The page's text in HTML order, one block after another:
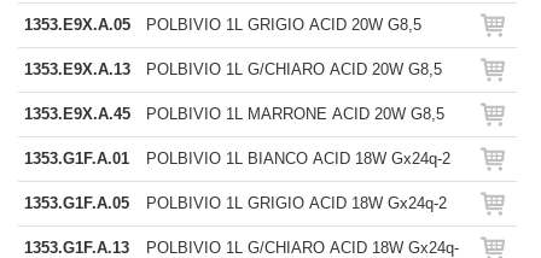
1353.E9X.A.05 POLBIVIO 1L GRIGIO ACID 20W G8,5
1353.E9X.A.13 POLBIVIO 1L G/CHIARO ACID 20W G8,5
1353.E9X.A.45 POLBIVIO 1L MARRONE ACID 20W G8,5
1353.G1F.A.01 POLBIVIO 1L BIANCO ACID 18W Gx24q-2
1353.G1F.A.05 POLBIVIO 1L GRIGIO ACID 18W Gx24q-2
1353.G1F.A.13 POLBIVIO 1L G/CHIARO ACID 18W Gx24q-